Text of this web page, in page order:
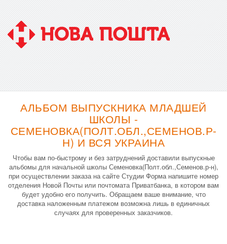
АЛЬБОМ ВЫПУСКНИКА МЛАДШЕЙ
ШКОЛЫ -
СЕМЕНОВКА(ПОЛТ.ОБЛ.,СЕМЕНОВ.Р-
Н) И ВСЯ УКРАИНА
Чтобы вам по-быстрому и без затруднений доставили выпускные
альбомы для начальной школы Семеновка(Полт.обл.,Семенов.р-н),
при осуществлении заказа на сайте Студии Форма напишите номер
отделения Новой Почты или почтомата Приватбанка, в котором вам
будет удобно его получить. Обращаем ваше внимание, что
доставка наложенным платежом возможна лишь в единичных
случаях для проверенных заказчиков.